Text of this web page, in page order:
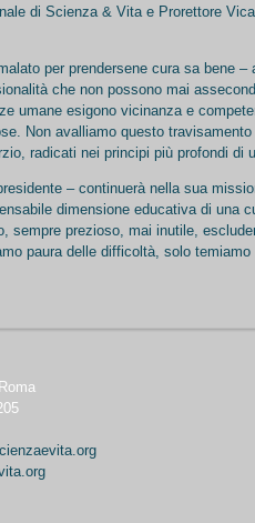
di Scienza & Vita e Prorettore
per prendersene cura sa bene
che non possono mai
umane esigono vicinanza e
Non avalliamo questo
radicati nei principi più profondi di
– continuerà nella sua
dimensione educativa di una
sempre prezioso, mai inutile,
paura delle difficoltà, solo temiamo